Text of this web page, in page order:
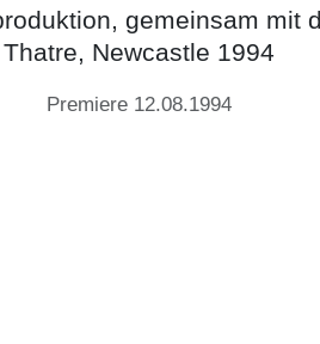
gemeinsam mit
Thatre, Newcastle 1994
Premiere 12.08.1994